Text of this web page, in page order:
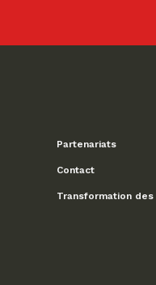
Partenariats
Contact
Transformation